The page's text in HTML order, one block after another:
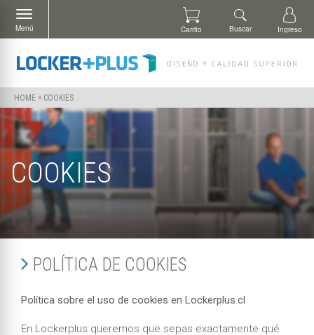
HOME » COOKIES
COOKIES
POLÍTICA DE COOKIES
Política sobre el uso de cookies en Lockerplus.cl
En Lockerplus queremos que sepas exactamente qué
Menú Carrito Buscar Ingreso